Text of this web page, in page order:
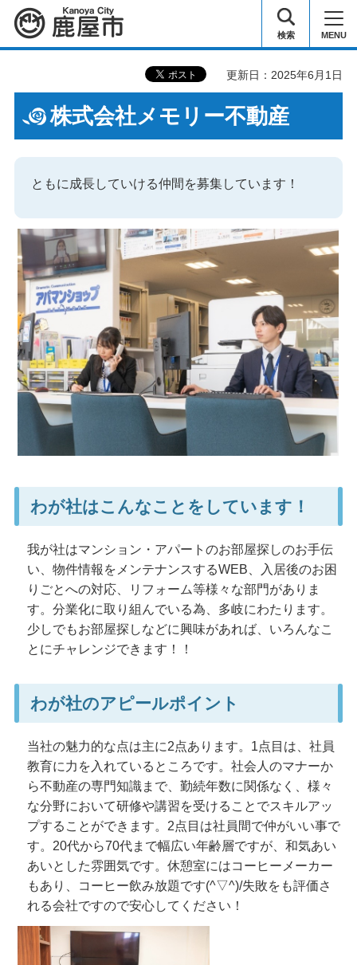
鹿屋市 検索 MENU
更新日：2025年6月1日
株式会社メモリー不動産
ともに成長していける仲間を募集しています！
わが社はこんなことをしています！
我が社はマンション・アパートのお部屋探しのお手伝
い、物件情報をメンテナンスするWEB、入居後のお困
りごとへの対応、リフォーム等様々な部門がありま
す。分業化に取り組んでいる為、多岐にわたります。
少しでもお部屋探しなどに興味があれば、いろんなこ
とにチャレンジできます！！
わが社のアピールポイント
当社の魅力的な点は主に2点あります。1点目は、社員
教育に力を入れているところです。社会人のマナーか
ら不動産の専門知識まで、勤続年数に関係なく、様々
な分野において研修や講習を受けることでスキルアッ
プすることができます。2点目は社員間で仲がいい事で
す。20代から70代まで幅広い年齢層ですが、和気あい
あいとした雰囲気です。休憩室にはコーヒーメーカー
もあり、コーヒー飲み放題です(^▽^)/失敗をも評価さ
れる会社ですので安心してください！